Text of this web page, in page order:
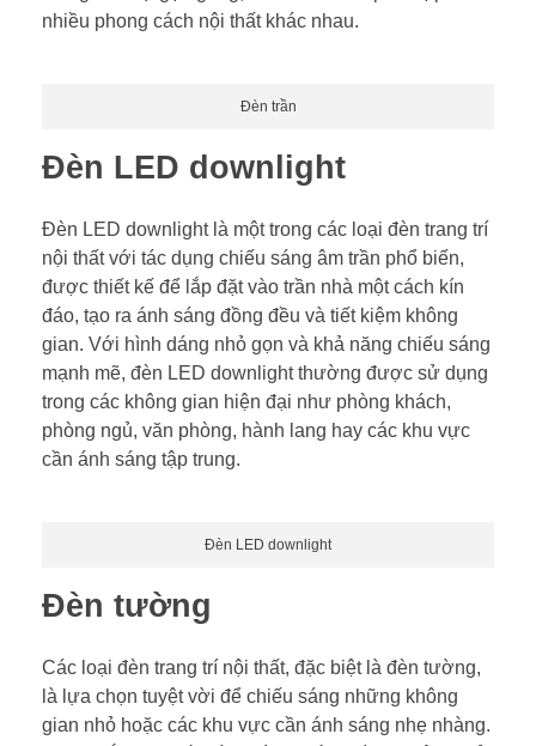
nhiều phong cách nội thất khác nhau.
Đèn trần
Đèn LED downlight
Đèn LED downlight là một trong các loại đèn trang trí
nội thất với tác dụng chiếu sáng âm trần phổ biến,
được thiết kế để lắp đặt vào trần nhà một cách kín
đáo, tạo ra ánh sáng đồng đều và tiết kiệm không
gian. Với hình dáng nhỏ gọn và khả năng chiếu sáng
mạnh mẽ, đèn LED downlight thường được sử dụng
trong các không gian hiện đại như phòng khách,
phòng ngủ, văn phòng, hành lang hay các khu vực
cần ánh sáng tập trung.
Đèn LED downlight
Đèn tường
Các loại đèn trang trí nội thất, đặc biệt là đèn tường,
là lựa chọn tuyệt vời để chiếu sáng những không
gian nhỏ hoặc các khu vực cần ánh sáng nhẹ nhàng.